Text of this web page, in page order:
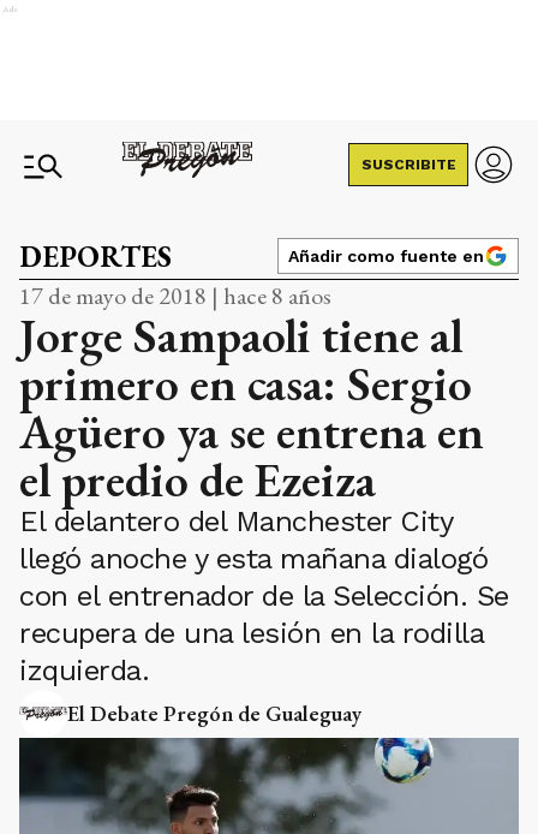
Ads
SUSCRIBITE
DEPORTES Añadir como fuente en
17 de mayo de 2018 | hace 8 años
Jorge Sampaoli tiene al
primero en casa: Sergio
Agüero ya se entrena en
el predio de Ezeiza
El delantero del Manchester City
llegó anoche y esta mañana dialogó
con el entrenador de la Selección. Se
recupera de una lesión en la rodilla
izquierda.
El Debate Pregón de Gualeguay